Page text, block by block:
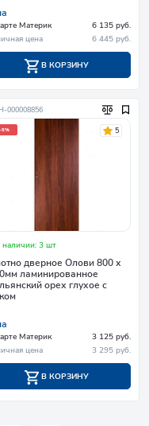
Материк
6 135 руб.
цена
6 445 руб.
В КОРЗИНУ
000008856
-5% 5
3 шт
дверное Олови 800 х
ламинированное
орех глухое с
Материк
3 125 руб.
цена
3 295 руб.
В КОРЗИНУ